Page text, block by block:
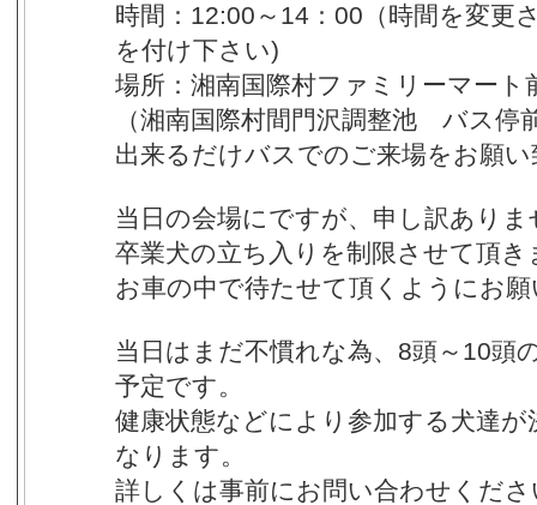
時間：12:00～14：00（時間を変更
を付け下さい)
場所：湘南国際村ファミリーマート
（湘南国際村間門沢調整池 バス停
出来るだけバスでのご来場をお願
当日の会場にですが、申し訳あり
卒業犬の立ち入りを制限させて頂き
お車の中で待たせて頂くようにお
当日はまだ不慣れな為、8頭～10頭
予定です。
健康状態などにより参加する犬達
なります。
詳しくは事前にお問い合わせくださ